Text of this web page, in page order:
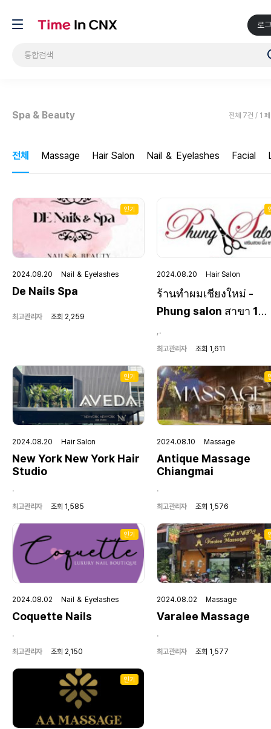
로
Spa & Beauty 전체 7건 / 1
전체 Massage Hair Salon Nail ＆ Eyelashes Facial
인기
2024.08.20 Nail ＆ Eyelashes
De Nails Spa
최고관리자 조회 2,259
2024.08.20 Hair Salon
ร้านทำผมเชียงใหม่ -
Phung salon สาขา 1
,.
최고관리자 조회 1,611
인기
2024.08.20 Hair Salon
New York New York Hair
Studio
.
최고관리자 조회 1,585
2024.08.10 Massage
Antique Massage
Chiangmai
.
최고관리자 조회 1,576
인기
2024.08.02 Nail ＆ Eyelashes
Coquette Nails
.
최고관리자 조회 2,150
2024.08.02 Massage
Varalee Massage
.
최고관리자 조회 1,577
인기